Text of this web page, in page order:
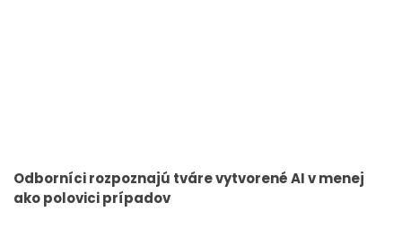
Odborníci rozpoznajú tváre vytvorené AI v menej
ako polovici prípadov